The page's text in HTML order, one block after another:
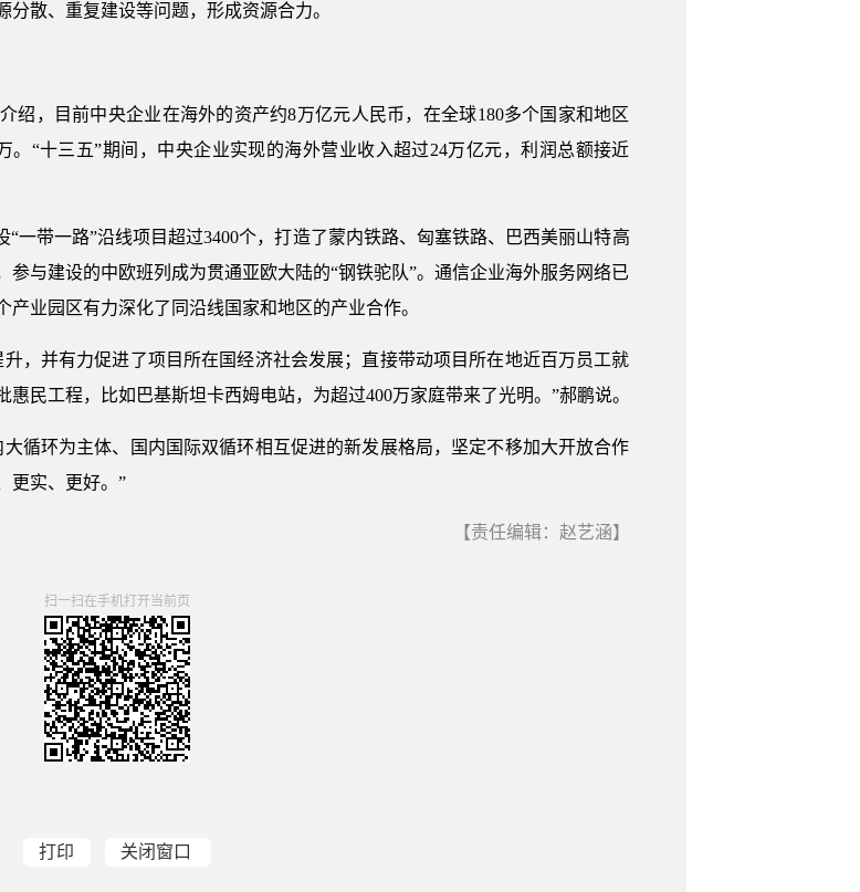
散、重复建设等问题，形成资源合力。
绍，目前中央企业在海外的资产约8万亿元人民币，在全球180多个国家和地区
。“十三五”期间，中央企业实现的海外营业收入超过24万亿元，利润总额接近
一带一路”沿线项目超过3400个，打造了蒙内铁路、匈塞铁路、巴西美丽山特高
与建设的中欧班列成为贯通亚欧大陆的“钢铁驼队”。通信企业海外服务网络已
业园区有力深化了同沿线国家和地区的产业合作。
，并有力促进了项目所在国经济社会发展；直接带动项目所在地近百万员工就
民工程，比如巴基斯坦卡西姆电站，为超过400万家庭带来了光明。”郝鹏说。
循环为主体、国内国际双循环相互促进的新发展格局，坚定不移加大开放合作
更实、更好。”
【责任编辑：赵艺涵】
扫一扫在手机打开当前页
打印 关闭窗口